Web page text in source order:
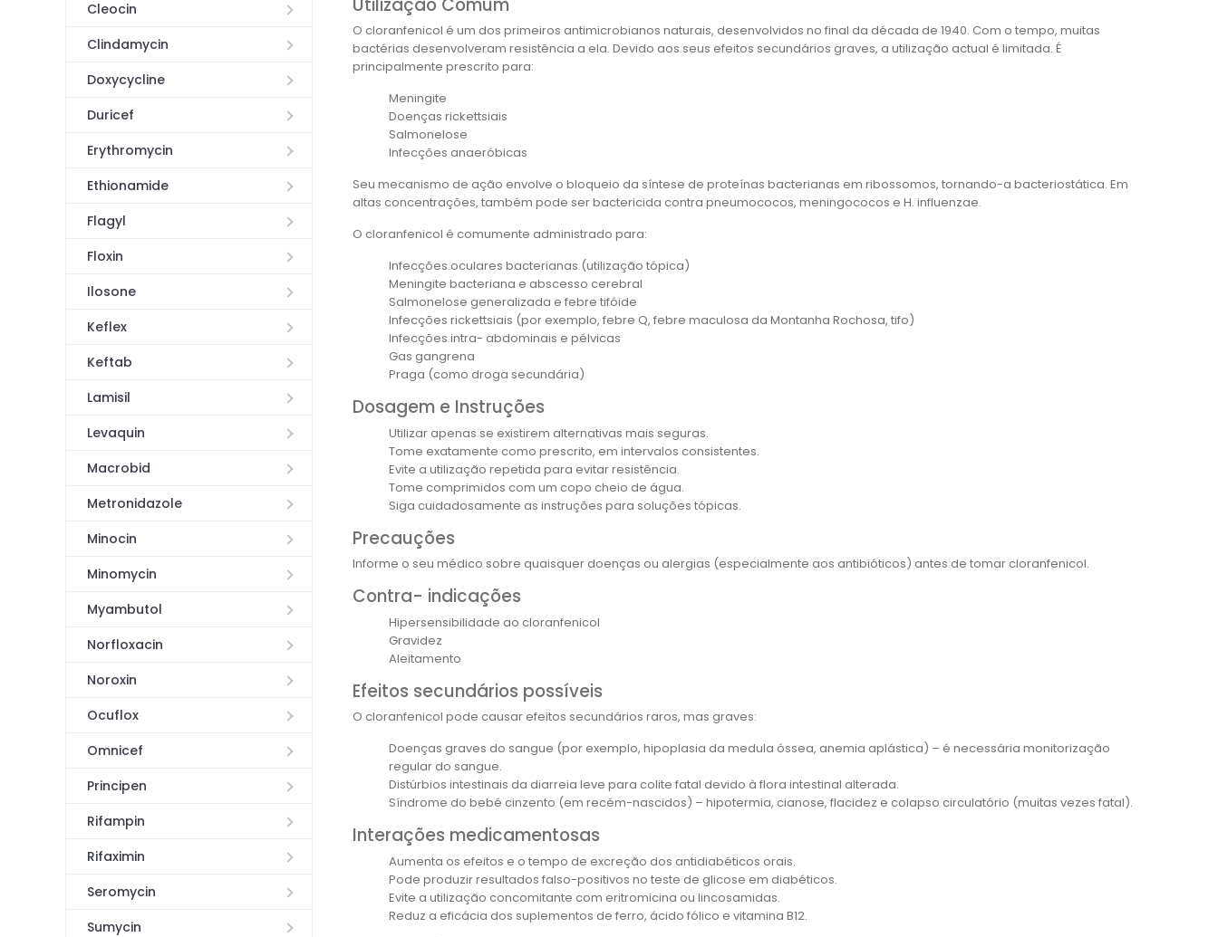
Cleocin
Clindamycin
Doxycycline
Duricef
Erythromycin
Ethionamide
Flagyl
Floxin
Ilosone
Keflex
Keftab
Lamisil
Levaquin
Macrobid
Metronidazole
Minocin
Minomycin
Myambutol
Norfloxacin
Noroxin
Ocuflox
Omnicef
Principen
Rifampin
Rifaximin
Seromycin
Sumycin
O cloranfenicol é um dos primeiros antimicrobianos naturais, desenvolvidos no final da década de 1940. Com o tempo, muitas
bactérias desenvolveram resistência a ela. Devido aos seus efeitos secundários graves, a utilização actual é limitada. É
principalmente prescrito para:
Meningite
Doenças rickettsiais
Salmonelose
Infecções anaeróbicas
Seu mecanismo de ação envolve o bloqueio da síntese de proteínas bacterianas em ribossomos, tornando-a bacteriostática. Em
altas concentrações, também pode ser bactericida contra pneumococos, meningococos e H. influenzae.
O cloranfenicol é comumente administrado para:
Infecções oculares bacterianas (utilização tópica)
Meningite bacteriana e abscesso cerebral
Salmonelose generalizada e febre tifóide
Infecções rickettsiais (por exemplo, febre Q, febre maculosa da Montanha Rochosa, tifo)
Infecções intra- abdominais e pélvicas
Gas gangrena
Praga (como droga secundária)
Dosagem e Instruções
Utilizar apenas se existirem alternativas mais seguras.
Tome exatamente como prescrito, em intervalos consistentes.
Evite a utilização repetida para evitar resistência.
Tome comprimidos com um copo cheio de água.
Siga cuidadosamente as instruções para soluções tópicas.
Precauções
Informe o seu médico sobre quaisquer doenças ou alergias (especialmente aos antibióticos) antes de tomar cloranfenicol.
Contra- indicações
Hipersensibilidade ao cloranfenicol
Gravidez
Aleitamento
Efeitos secundários possíveis
O cloranfenicol pode causar efeitos secundários raros, mas graves:
Doenças graves do sangue (por exemplo, hipoplasia da medula óssea, anemia aplástica) – é necessária monitorização
regular do sangue.
Distúrbios intestinais da diarreia leve para colite fatal devido à flora intestinal alterada.
Síndrome do bebé cinzento (em recém-nascidos) – hipotermia, cianose, flacidez e colapso circulatório (muitas vezes fatal).
Interações medicamentosas
Aumenta os efeitos e o tempo de excreção dos antidiabéticos orais.
Pode produzir resultados falso-positivos no teste de glicose em diabéticos.
Evite a utilização concomitante com eritromicina ou lincosamidas.
Reduz a eficácia dos suplementos de ferro, ácido fólico e vitamina B12.